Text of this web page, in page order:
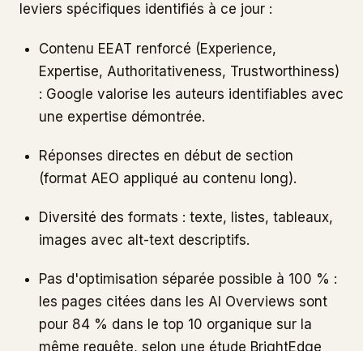
leviers spécifiques identifiés à ce jour :
Contenu EEAT renforcé (Experience,
Expertise, Authoritativeness, Trustworthiness)
: Google valorise les auteurs identifiables avec
une expertise démontrée.
Réponses directes en début de section
(format AEO appliqué au contenu long).
Diversité des formats : texte, listes, tableaux,
images avec alt-text descriptifs.
Pas d'optimisation séparée possible à 100 % :
les pages citées dans les AI Overviews sont
pour 84 % dans le top 10 organique sur la
même requête, selon une étude BrightEdge